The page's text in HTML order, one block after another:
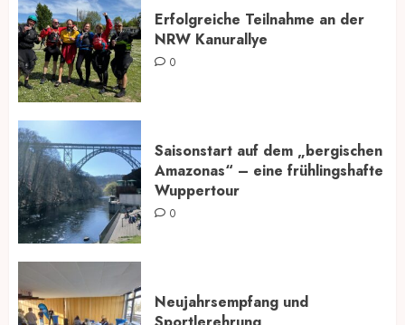
Erfolgreiche Teilnahme an der
NRW Kanurallye
0
Saisonstart auf dem „bergischen
Amazonas“ – eine frühlingshafte
Wuppertour
0
Neujahrsempfang und